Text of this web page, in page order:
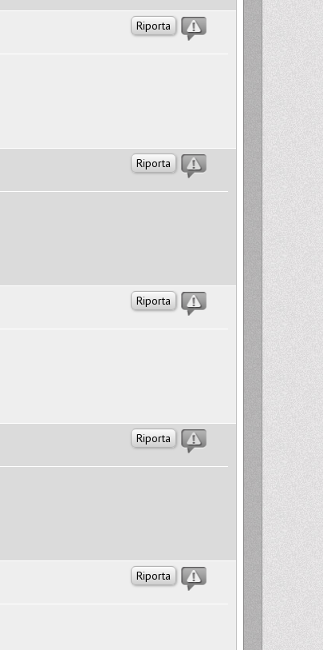
Riporta
Riporta
Riporta
Riporta
Riporta